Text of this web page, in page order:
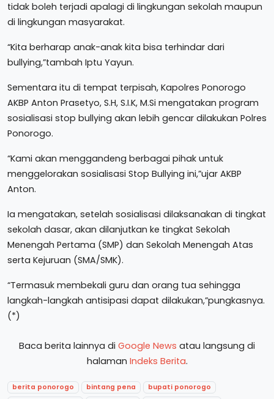
tidak boleh terjadi apalagi di lingkungan sekolah maupun
di lingkungan masyarakat.
“Kita berharap anak-anak kita bisa terhindar dari
bullying,”tambah Iptu Yayun.
Sementara itu di tempat terpisah, Kapolres Ponorogo
AKBP Anton Prasetyo, S.H, S.I.K, M.Si mengatakan program
sosialisasi stop bullying akan lebih gencar dilakukan Polres
Ponorogo.
“Kami akan menggandeng berbagai pihak untuk
menggelorakan sosialisasi Stop Bullying ini,”ujar AKBP
Anton.
Ia mengatakan, setelah sosialisasi dilaksanakan di tingkat
sekolah dasar, akan dilanjutkan ke tingkat Sekolah
Menengah Pertama (SMP) dan Sekolah Menengah Atas
serta Kejuruan (SMA/SMK).
“Termasuk membekali guru dan orang tua sehingga
langkah-langkah antisipasi dapat dilakukan,”pungkasnya.
(*)
Baca berita lainnya di Google News atau langsung di
halaman Indeks Berita.
berita ponorogo bintang pena
bupati ponorogo